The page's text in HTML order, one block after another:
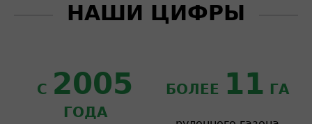
НАШИ ЦИФРЫ
С 2005
ГОДА
БОЛЕЕ 11 ГА